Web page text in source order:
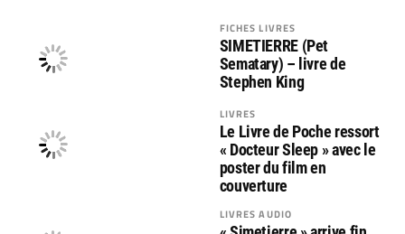
FICHES LIVRES
SIMETIERRE (Pet
Sematary) – livre de
Stephen King
LIVRES
Le Livre de Poche ressort
« Docteur Sleep » avec le
poster du film en
couverture
LIVRES AUDIO